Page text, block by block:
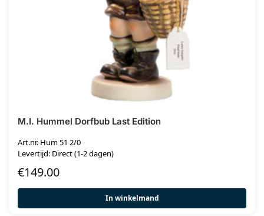
M.I. Hummel Dorfbub Last Edition
Art.nr. Hum 51 2/0
Levertijd: Direct (1-2 dagen)
€149.00
In winkelmand